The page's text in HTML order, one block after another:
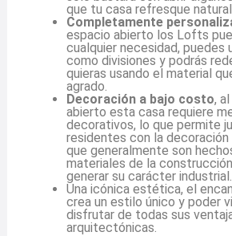
que tu casa refresque
Completamente
espacio abierto los Lofts
cualquier necesidad, puedes
como divisiones y podrás
quieras usando el material
agrado.
Decoración a bajo costo,
abierto esta casa requiere
decorativos, lo que permite
residentes con la decoración
que generalmente son
materiales de la
generar su carácter industrial.
Una icónica estética, el
crea un estilo único y poder
disfrutar de todas sus
arquitectónicas.